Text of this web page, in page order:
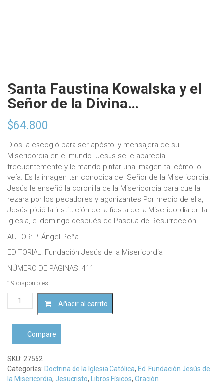
Santa Faustina Kowalska y el
Señor de la Divina…
$64.800
Dios la escogió para ser apóstol y mensajera de su
Misericordia en el mundo. Jesús se le aparecía
frecuentemente y le mando pintar una imagen tal cómo lo
veía. Es la imagen tan conocida del Señor de la Misericordia.
Jesús le enseñó la coronilla de la Misericordia para que la
rezara por los pecadores y agonizantes Por medio de ella,
Jesús pidió la institución de la fiesta de la Misericordia en la
Iglesia, el domingo después de Pascua de Resurrección.
AUTOR: P. Ángel Peña
EDITORIAL: Fundación Jesús de la Misericordia
NÚMERO DE PÁGINAS: 411
19 disponibles
Santa
Faustina
Kowalska
Señor
de
la
Divina...
Añadir al carrito
Compare
SKU: 27552
Categorías: Doctrina de la Iglesia Católica, Ed. Fundación Jesús de
la Misericordia, Jesucristo, Libros Físicos, Oración